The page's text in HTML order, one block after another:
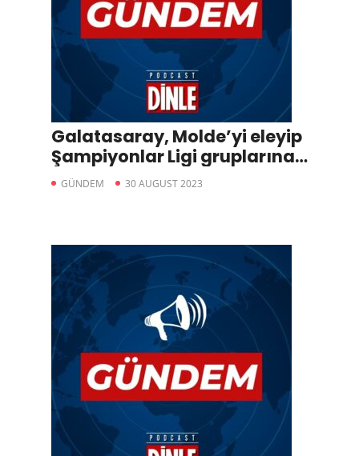
Galatasaray, Molde’yi eleyip
Şampiyonlar Ligi gruplarına
kaldı: 2-1
GÜNDEM 30 AUGUST 2023